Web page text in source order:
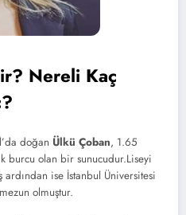
Nereli Kaç
doğan Ülkü Çoban, 1.65
burcu olan bir sunucudur.Liseyi
ardından ise İstanbul Üniversitesi
olmuştur.